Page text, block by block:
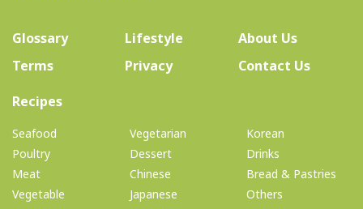
Glossary Lifestyle About Us(current)
Terms
Privacy
Contact Us
Recipes(current)
Seafood
Poultry
Meat
Vegetable
Vegetarian
Dessert
Chinese
Japanese
Korean
Drinks
Bread & Pastries
Others